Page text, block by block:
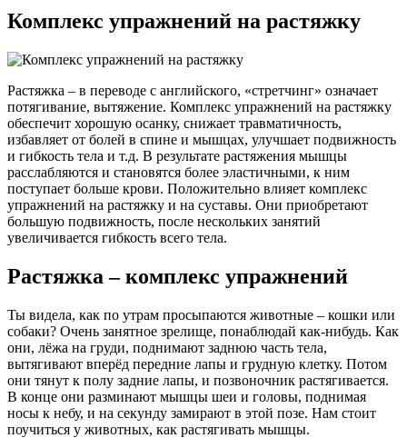
Комплекс упражнений на растяжку
Растяжка – в переводе с английского, «стретчинг» означает
потягивание, вытяжение. Комплекс упражнений на растяжку
обеспечит хорошую осанку, снижает травматичность,
избавляет от болей в спине и мышцах, улучшает подвижность
и гибкость тела и т.д. В результате растяжения мышцы
расслабляются и становятся более эластичными, к ним
поступает больше крови. Положительно влияет комплекс
упражнений на растяжку и на суставы. Они приобретают
большую подвижность, после нескольких занятий
увеличивается гибкость всего тела.
Растяжка – комплекс упражнений
Ты видела, как по утрам просыпаются животные – кошки или
собаки? Очень занятное зрелище, понаблюдай как-нибудь. Как
они, лёжа на груди, поднимают заднюю часть тела,
вытягивают вперёд передние лапы и грудную клетку. Потом
они тянут к полу задние лапы, и позвоночник растягивается.
В конце они разминают мышцы шеи и головы, поднимая
носы к небу, и на секунду замирают в этой позе. Нам стоит
поучиться у животных, как растягивать мышцы.